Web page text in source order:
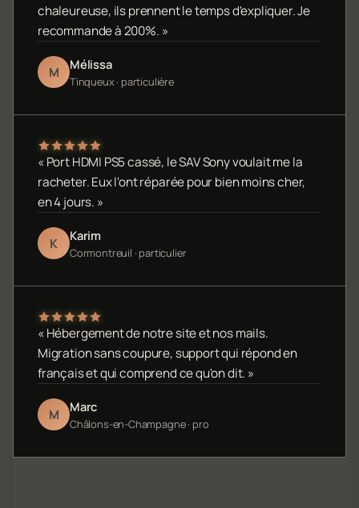
chaleureuse, ils prennent le temps d'expliquer. Je
recommande à 200%. »
M Mélissa
Tinqueux · particulière
« Port HDMI PS5 cassé, le SAV Sony voulait me la
racheter. Eux l'ont réparée pour bien moins cher,
en 4 jours. »
K Karim
Cormontreuil · particulier
« Hébergement de notre site et nos mails.
Migration sans coupure, support qui répond en
français et qui comprend ce qu'on dit. »
M Marc
Châlons-en-Champagne · pro